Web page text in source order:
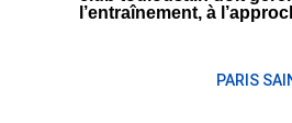
PARIS
l’entraînement, à